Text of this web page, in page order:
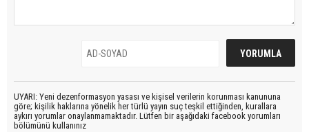
UYARI: Yeni dezenformasyon yasası ve kişisel verilerin korunması kanununa
göre; kişilik haklarına yönelik her türlü yayın suç teşkil ettiğinden, kurallara
aykırı yorumlar onaylanmamaktadır. Lütfen bir aşağıdaki facebook yorumları
bölümünü kullanınız